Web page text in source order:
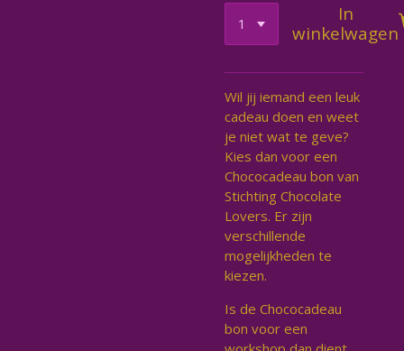
In
winkelwagen
Wil jij iemand een leuk
cadeau doen en weet
je niet wat te geve?
Kies dan voor een
Chococadeau bon van
Stichting Chocolate
Lovers. Er zijn
verschillende
mogelijkheden te
kiezen.
Is de Chococadeau
bon voor een